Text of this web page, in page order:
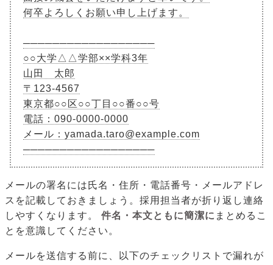
何卒よろしくお願い申し上げます。
──────────────────
○○大学△△学部××学科3年
山田 太郎
〒123-4567
東京都○○区○○丁目○○番○○号
電話：090-0000-0000
メール：yamada.taro@example.com
──────────────────
メールの署名には氏名・住所・電話番号・メールアドレ
スを記載しておきましょう。採用担当者が折り返し連絡
しやすくなります。
件名・本文ともに簡潔に まとめるこ
とを意識してください。
メールを送信する前に、以下のチェックリストで漏れが